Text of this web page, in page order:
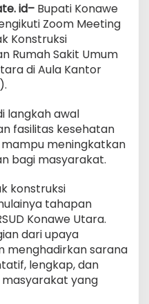
id– Bupati Konawe
Zoom Meeting
Konstruksi
Rumah Sakit Umum
di Aula Kantor
langkah awal
fasilitas kesehatan
meningkatkan
bagi masyarakat.
konstruksi
tahapan
Konawe Utara.
dari upaya
menghadirkan sarana
lengkap, dan
yang